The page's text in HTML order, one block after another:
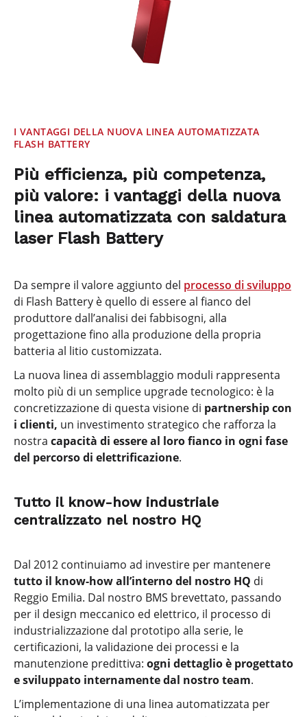
I VANTAGGI DELLA NUOVA LINEA AUTOMATIZZATA
FLASH BATTERY
Più efficienza, più competenza,
più valore: i vantaggi della nuova
linea automatizzata con saldatura
laser Flash Battery
Da sempre il valore aggiunto del processo di sviluppo
di Flash Battery è quello di essere al fianco del
produttore dall’analisi dei fabbisogni, alla
progettazione fino alla produzione della propria
batteria al litio customizzata.
La nuova linea di assemblaggio moduli rappresenta
molto più di un semplice upgrade tecnologico: è la
concretizzazione di questa visione di partnership con
i clienti, un investimento strategico che rafforza la
nostra capacità di essere al loro fianco in ogni fase
del percorso di elettrificazione.
Tutto il know-how industriale
centralizzato nel nostro HQ
Dal 2012 continuiamo ad investire per mantenere
tutto il know-how all’interno del nostro HQ di
Reggio Emilia. Dal nostro BMS brevettato, passando
per il design meccanico ed elettrico, il processo di
industrializzazione dal prototipo alla serie, le
certificazioni, la validazione dei processi e la
manutenzione predittiva: ogni dettaglio è progettato
e sviluppato internamente dal nostro team.
L’implementazione di una linea automatizzata per